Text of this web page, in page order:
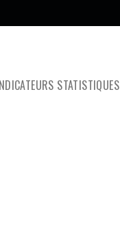
STATISTIQUES